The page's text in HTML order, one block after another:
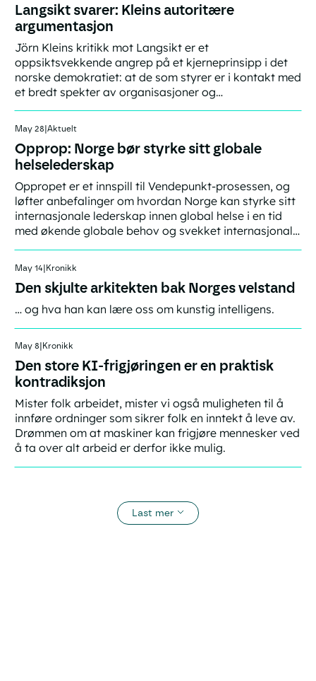
Langsikt svarer: Kleins autoritære
argumentasjon
Jörn Kleins kritikk mot Langsikt er et
oppsiktsvekkende angrep på et kjerneprinsipp i det
norske demokratiet: at de som styrer er i kontakt med
et bredt spekter av organisasjoner og
arrangørene bør regnes som persona non grata.
May 28 Aktuelt
Opprop: Norge bør styrke sitt globale
helselederskap
Oppropet er et innspill til Vendepunkt-prosessen, og
løfter anbefalinger om hvordan Norge kan styrke sitt
internasjonale lederskap innen global helse i en tid
med økende globale behov og svekket internasjonalt
Link
May 14|Kronikk
Den skjulte arkitekten bak Norges velstand
… og hva han kan lære oss om kunstig intelligens.
Link
May 8 Kronikk
Den store KI-frigjøringen er en praktisk
kontradiksjon
Mister folk arbeidet, mister vi også muligheten til å
innføre ordninger som sikrer folk en inntekt å leve av.
Drømmen om at maskiner kan frigjøre mennesker ved
å ta over alt arbeid er derfor ikke mulig.
Link
Last mer